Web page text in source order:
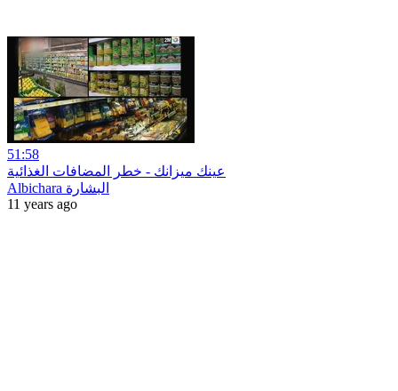
51:58
عينك ميزانك - خطر المضافات الغذائية
Albichara البشارة
11 years ago